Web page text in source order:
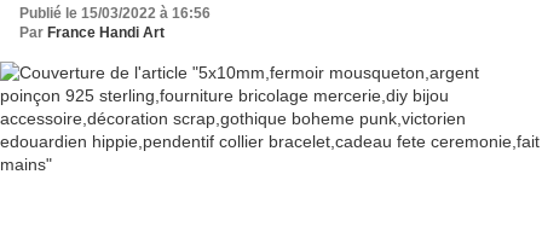
hippie,pendentif collier bracelet,cadeau fete
Publié le 15/03/2022 à 16:56
Par France Handi Art